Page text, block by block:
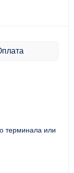
терминала или